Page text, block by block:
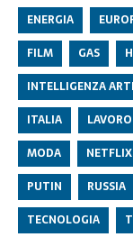
ENERGIA
FILM
GAS
INTELLIGENZA
ITALIA
LAVORO
MODA
NETFLIX
PUTIN
RUSSIA
TECNOLOGIA